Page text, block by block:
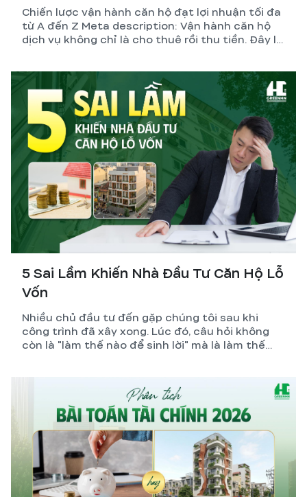
Chiến lược vận hành căn hộ đạt lợi nhuận tối đa
từ A đến Z Meta description: Vận hành căn hộ
dịch vụ không chỉ là cho thuê rồi thu tiền. Đây là
giúp chủ đầu tư đạt lợi nhuận bền vững.
5 Sai Lầm Khiến Nhà Đầu Tư Căn Hộ Lỗ
Vốn
Nhiều chủ đầu tư đến gặp chúng tôi sau khi
công trình đã xây xong. Lúc đó, câu hỏi không
còn là "làm thế nào để sinh lời" mà là làm thế